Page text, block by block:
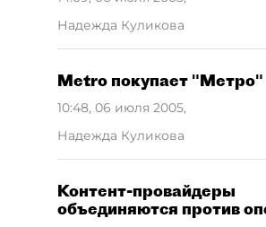
Надежда Куликова
Metro покупает "Метро"
10:48, 06 июля 2005,
Надежда Куликова
Контент-провайдеры
объединяются против